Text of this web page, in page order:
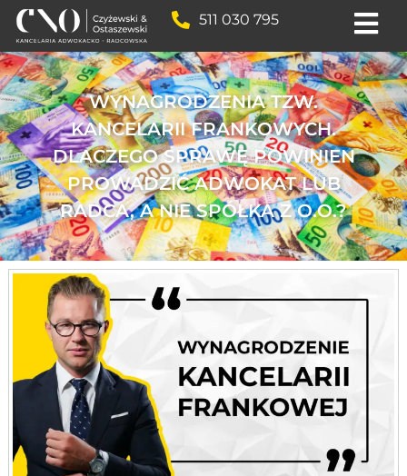
511 030 795
WYNAGRODZENIA TZW.
KANCELARII FRANKOWYCH.
DLACZEGO SPRAWĘ POWINIEN
PROWADZIĆ ADWOKAT LUB
RADCA, A NIE SPÓŁKA Z O.O.?